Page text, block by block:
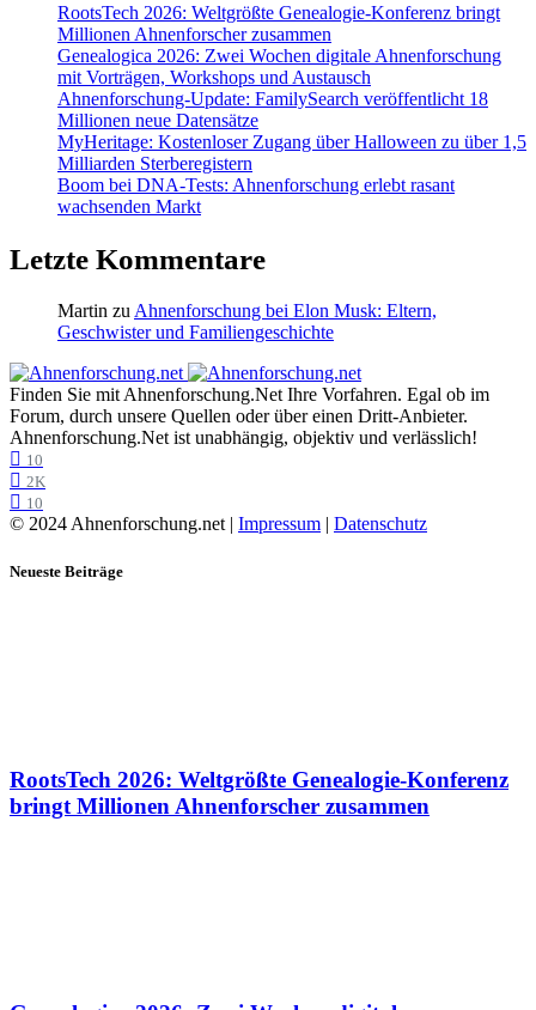
RootsTech 2026: Weltgrößte Genealogie-Konferenz bringt
Millionen Ahnenforscher zusammen
Genealogica 2026: Zwei Wochen digitale Ahnenforschung
mit Vorträgen, Workshops und Austausch
Ahnenforschung-Update: FamilySearch veröffentlicht 18
Millionen neue Datensätze
MyHeritage: Kostenloser Zugang über Halloween zu über 1,5
Milliarden Sterberegistern
Boom bei DNA-Tests: Ahnenforschung erlebt rasant
wachsenden Markt
Letzte Kommentare
Martin zuAhnenforschung bei Elon Musk: Eltern,
Geschwister und Familiengeschichte
Finden Sie mit Ahnenforschung.Net Ihre Vorfahren. Egal ob im
Forum, durch unsere Quellen oder über einen Dritt-Anbieter.
Ahnenforschung.Net ist unabhängig, objektiv und verlässlich!
10
2K
10
© 2024 Ahnenforschung.net | Impressum Datenschutz
Neueste Beiträge
RootsTech 2026: Weltgrößte Genealogie-Konferenz
bringt Millionen Ahnenforscher zusammen